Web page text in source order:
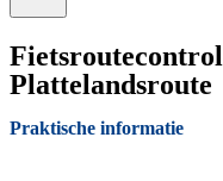
Plattelandsroute
Praktische informatie